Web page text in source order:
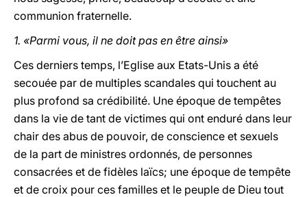
communion fraternelle.
1. «Parmi vous, il ne doit pas en être ainsi»
Ces derniers temps, l’Eglise aux Etats-Unis a été
secouée par de multiples scandales qui touchent au
plus profond sa crédibilité. Une époque de tempêtes
dans la vie de tant de victimes qui ont enduré dans leur
chair des abus de pouvoir, de conscience et sexuels
de la part de ministres ordonnés, de personnes
consacrées et de fidèles laïcs; une époque de tempête
et de croix pour ces familles et le peuple de Dieu tout